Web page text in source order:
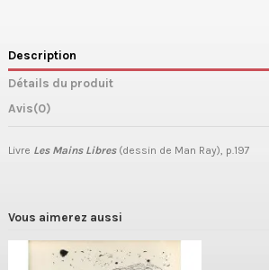
Description
Détails du produit
Avis(0)
Livre Les Mains Libres(dessin de Man Ray), p.197
Vous aimerez aussi